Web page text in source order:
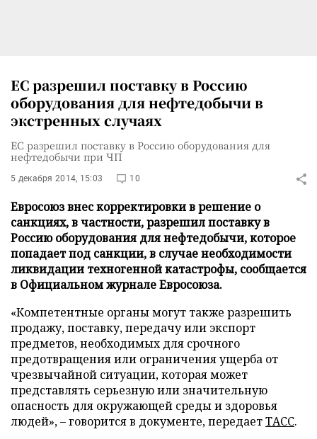
ЕС разрешил поставку в Россию
оборудования для нефтедобычи в
экстренных случаях
ЕС разрешил поставку в Россию оборудования для
нефтедобычи при ЧП
5 декабря 2014, 15:03 10
Евросоюз внес корректировки в решение о
санкциях, в частности, разрешил поставку в
Россию оборудования для нефтедобычи, которое
попадает под санкции, в случае необходимости
ликвидации техногенной катастрофы, сообщается
в Официальном журнале Евросоюза.
«Компетентные органы могут также разрешить
продажу, поставку, передачу или экспорт
предметов, необходимых для срочного
предотвращения или ограничения ущерба от
чрезвычайной ситуации, которая может
представлять серьезную или значительную
опасность для окружающей среды и здоровья
людей», – говорится в документе, передаетТАСС.